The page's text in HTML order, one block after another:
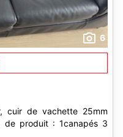
6
cuir de vachette 25mm
produit : 1canapés 3